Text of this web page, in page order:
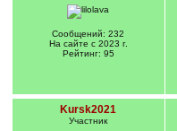
Сообщений: 232
На сайте с 2023 г.
Рейтинг: 95
Kursk2021
Участник